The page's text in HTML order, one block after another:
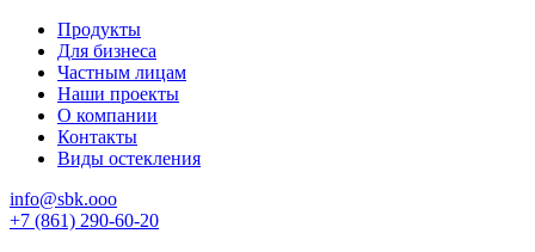
Продукты
Для бизнеса
Частным лицам
Наши проекты
О компании
Контакты
Виды остекления
info@sbk.ooo
+7 (861) 290-60-20